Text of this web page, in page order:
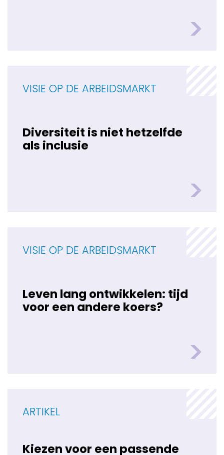
VISIE OP DE ARBEIDSMARKT
Diversiteit is niet hetzelfde
als inclusie
VISIE OP DE ARBEIDSMARKT
Leven lang ontwikkelen: tijd
voor een andere koers?
ARTIKEL
Kiezen voor een passende